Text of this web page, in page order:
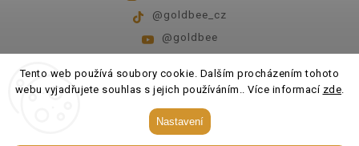
Tento web používá soubory cookie. Dalším procházením tohoto
webu vyjadřujete souhlas s jejich používáním.. Více informací zde.
Nastavení
@goldbee_cz
@goldbee
Pondělí - pátek 8:00-14:00
GoldBee. Všechna práva vyhrazena.
Upravit nastavení cookies